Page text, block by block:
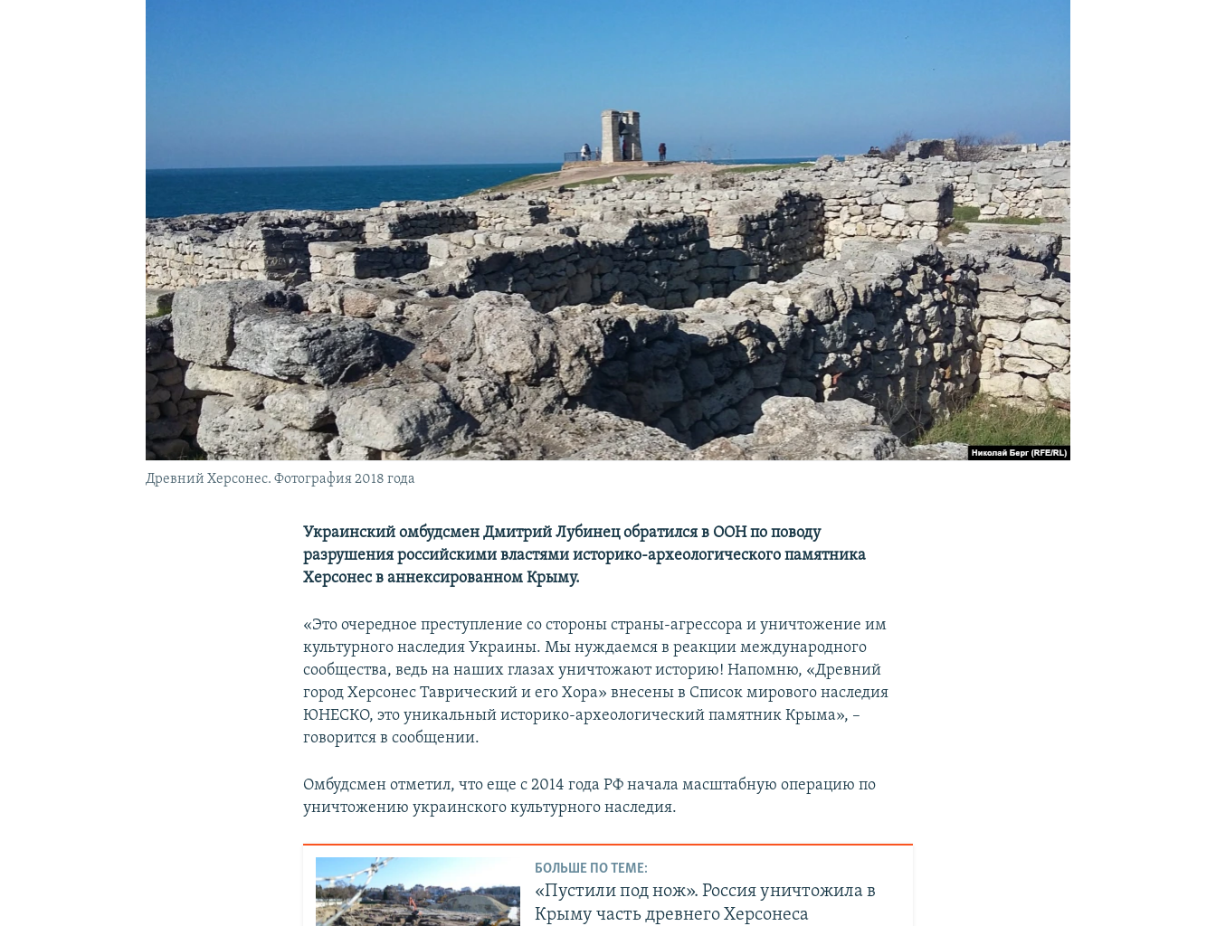
Древний Херсонес. Фотография 2018 года
Украинский омбудсмен Дмитрий Лубинец обратился в ООН по поводу
разрушения российскими властями историко-археологического памятника
Херсонес в аннексированном Крыму.
«Это очередное преступление со стороны страны-агрессора и уничтожение им
культурного наследия Украины. Мы нуждаемся в реакции международного
сообщества, ведь на наших глазах уничтожают историю! Напомню, «Древний
город Херсонес Таврический и его Хора» внесены в Список мирового наследия
ЮНЕСКО, это уникальный историко-археологический памятник Крыма», –
говорится в сообщении.
Омбудсмен отметил, что еще с 2014 года РФ начала масштабную операцию по
уничтожению украинского культурного наследия.
БОЛЬШЕ ПО ТЕМЕ:
«Пустили под нож». Россия уничтожила в
Крыму часть древнего Херсонеса